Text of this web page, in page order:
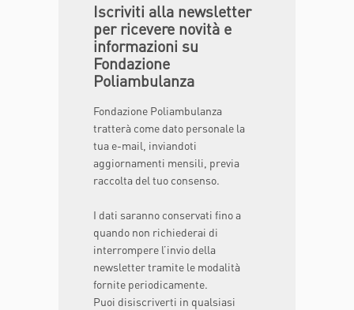
Iscriviti alla newsletter
per ricevere novità e
informazioni su
Fondazione
Poliambulanza
Fondazione Poliambulanza
tratterà come dato personale la
tua e-mail, inviandoti
aggiornamenti mensili, previa
raccolta del tuo consenso.
I dati saranno conservati fino a
quando non richiederai di
interrompere l’invio della
newsletter tramite le modalità
fornite periodicamente.
Puoi disiscriverti in qualsiasi